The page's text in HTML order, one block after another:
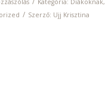
Kategória: Diákoknak,
/ Szerző: Ujj Krisztina